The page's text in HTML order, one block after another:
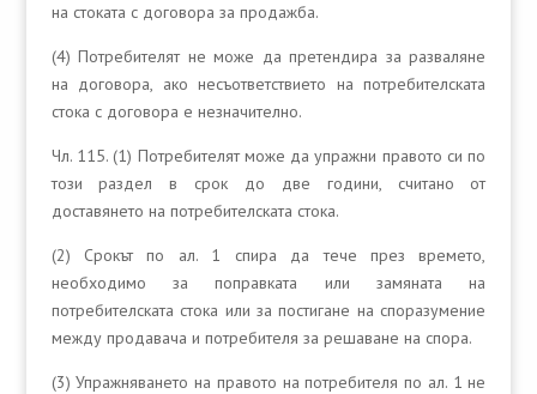
на стоката с договора за продажба.
(4) Потребителят не може да претендира за разваляне
на договора, ако несъответствието на потребителската
стока с договора е незначително.
Чл. 115. (1) Потребителят може да упражни правото си по
този раздел в срок до две години, считано от
доставянето на потребителската стока.
(2) Срокът по ал. 1 спира да тече през времето,
необходимо за поправката или замяната на
потребителската стока или за постигане на споразумение
между продавача и потребителя за решаване на спора.
(3) Упражняването на правото на потребителя по ал. 1 не